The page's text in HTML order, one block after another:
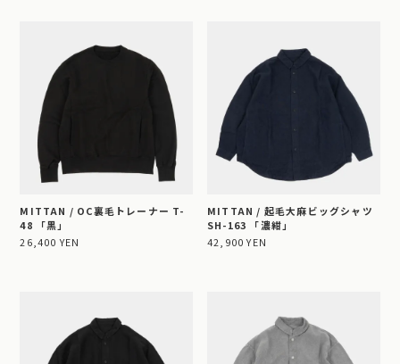
MITTAN / OC裏毛トレーナー T-
48 「黒」
26,400 YEN
MITTAN / 起毛大麻ビッグシャツ
SH-163 「濃紺」
42,900 YEN